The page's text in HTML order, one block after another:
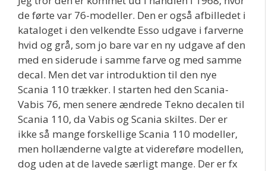
de førte var 76-modeller. Den er også afbilledet i
kataloget i den velkendte Esso udgave i farverne
hvid og grå, som jo bare var en ny udgave af den
med en siderude i samme farve og med samme
decal. Men det var introduktion til den nye
Scania 110 trækker. I starten hed den Scania-
Vabis 76, men senere ændrede Tekno decalen til
Scania 110, da Vabis og Scania skiltes. Der er
ikke så mange forskellige Scania 110 modeller,
men hollænderne valgte at videreføre modellen,
dog uden at de lavede særligt mange. Der er fx